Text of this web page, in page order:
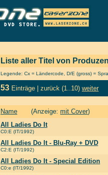
Liste aller Titel von
Legende: Cx = Ländercode, D/E (gross) =
53 Einträge | zurück (1..10) weiter
Name (Anzeige: mit Cover)
All Ladies Do It
C0:E (IT/1992)
All Ladies Do It - Blu-Ray + DVD
C2:E (IT/1992)
All Ladies Do It - Special Edition
C0:e (IT/1992)